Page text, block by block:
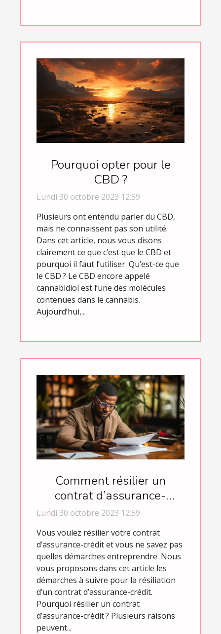
Pourquoi opter pour le
CBD ?
Lundi 30 octobre 2023 12:59
Plusieurs ont entendu parler du CBD,
mais ne connaissent pas son utilité.
Dans cet article, nous vous disons
clairement ce que c’est que le CBD et
pourquoi il faut l’utiliser. Qu’est-ce que
le CBD ? Le CBD encore appelé
cannabidiol est l’une des molécules
contenues dans le cannabis.
Aujourd’hui,...
Comment résilier un
contrat d’assurance-
crédit ?
Lundi 30 octobre 2023 12:59
Vous voulez résilier votre contrat
d’assurance-crédit et vous ne savez pas
quelles démarches entreprendre. Nous
vous proposons dans cet article les
démarches à suivre pour la résiliation
d’un contrat d’assurance-crédit.
Pourquoi résilier un contrat
d’assurance-crédit ? Plusieurs raisons
peuvent...